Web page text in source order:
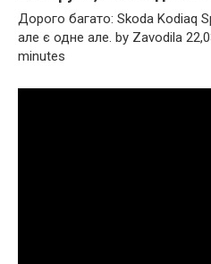
Дорого багато: Skoda Kodiaq
але є одне але. by Zavodila
minutes